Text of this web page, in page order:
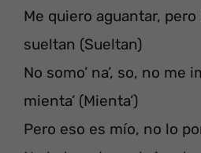
Me quiero aguantar, pero
sueltan (Sueltan)
No somo’ na’, so, no me
mienta’ (Mienta’)
Pero eso es mío, no lo